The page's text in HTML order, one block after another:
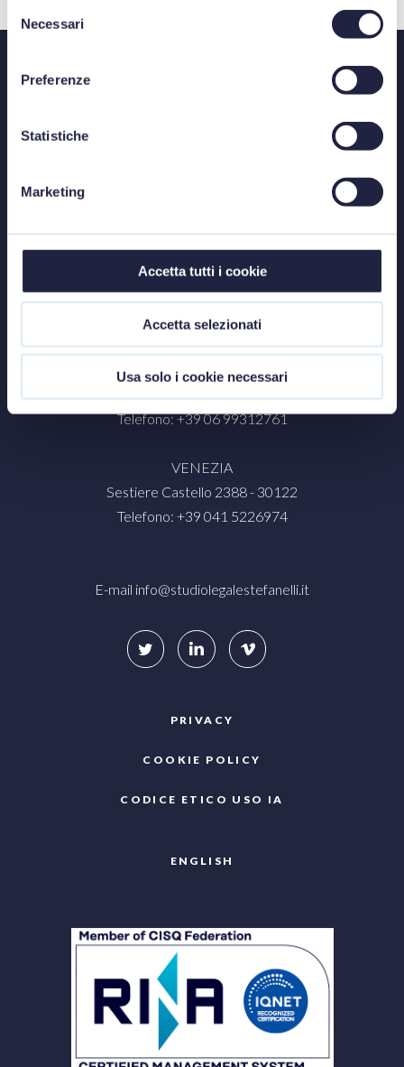
delNecessari
Preferenze
Statistiche
Marketing
Accetta tutti i cookie
Accetta selezionati
Usa solo i cookie necessari
MILANO
Via Nino Bixio, 31 - 20129
Telefono: +39 02 87325559
ROMA
Palazzo Marignoli - Piazza di San Silvestro, 8 - 00187
Telefono: +39 06 99312761
VENEZIA
Sestiere Castello 2388 - 30122
Telefono: +39 041 5226974
E-mail info@studiolegalestefanelli.it
PRIVACY
COOKIE POLICY
CODICE ETICO USO IA
ENGLISH